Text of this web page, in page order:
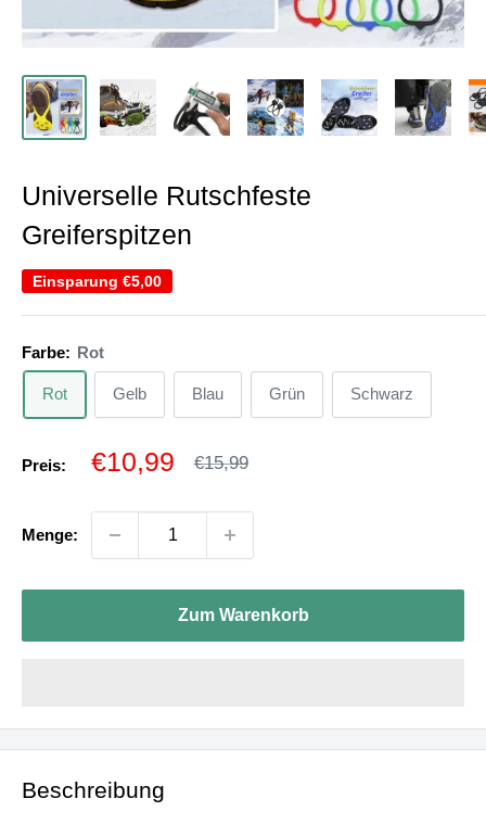
Universelle Rutschfeste
Greiferspitzen
Einsparung €5,00
Farbe: Rot
Rot Gelb Blau Grün Schwarz
Preis: Sonderpreis
€10,99 Normalpreis
€15,99
Menge:
Zum Warenkorb
Beschreibung